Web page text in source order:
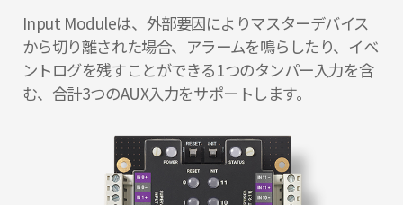
Input Moduleは、外部要因によりマスターデバイス
から切り離された場合、アラームを鳴らしたり、イベ
ントログを残すことができる1つのタンパー入力を含
む、合計3つのAUX入力をサポートします。